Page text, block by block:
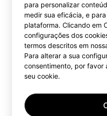
para personalizar
medir sua eficácia, e
plataforma. Clicando em
configurações dos
termos descritos em
Para alterar a sua
consentimento, por favor
seu cookie.